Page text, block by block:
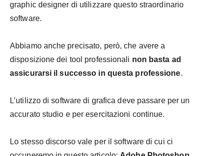
graphic designer di utilizzare questo straordinario
software.
Abbiamo anche precisato, però, che avere a
disposizione dei tool professionali non basta ad
assicurarsi il successo in questa professione.
L’utilizzo di software di grafica deve passare per un
accurato studio e per esercitazioni continue.
Lo stesso discorso vale per il software di cui ci